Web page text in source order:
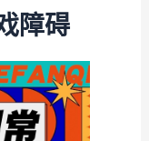
障碍